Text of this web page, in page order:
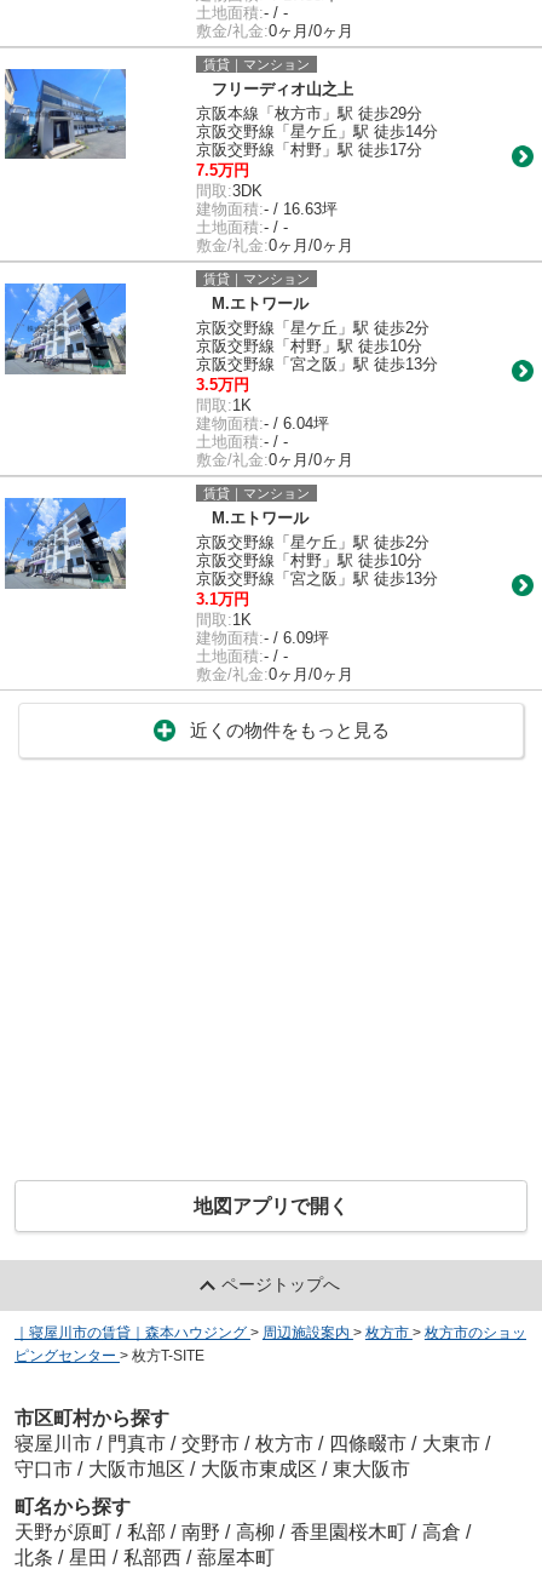
土地面積:- / -
敷金/礼金:0ヶ月/0ヶ月
賃貸｜マンション
フリーディオ山之上
京阪本線「枚方市」駅 徒歩29分
京阪交野線「星ケ丘」駅 徒歩14分
京阪交野線「村野」駅 徒歩17分
7.5万円
間取:3DK
建物面積:- / 16.63坪
土地面積:- / -
敷金/礼金:0ヶ月/0ヶ月
賃貸｜マンション
M.エトワール
京阪交野線「星ケ丘」駅 徒歩2分
京阪交野線「村野」駅 徒歩10分
京阪交野線「宮之阪」駅 徒歩13分
3.5万円
間取:1K
建物面積:- / 6.04坪
土地面積:- / -
敷金/礼金:0ヶ月/0ヶ月
賃貸｜マンション
M.エトワール
京阪交野線「星ケ丘」駅 徒歩2分
京阪交野線「村野」駅 徒歩10分
京阪交野線「宮之阪」駅 徒歩13分
3.1万円
間取:1K
建物面積:- / 6.09坪
土地面積:- / -
敷金/礼金:0ヶ月/0ヶ月
近くの物件をもっと見る
地図アプリで開く
ページトップへ
｜寝屋川市の賃貸｜森本ハウジング > 周辺施設案内 > 枚方市 > 枚方市のショッ
ピングセンター > 枚方T-SITE
市区町村から探す
寝屋川市 / 門真市 / 交野市 / 枚方市 / 四條畷市 / 大東市 /
守口市 / 大阪市旭区 / 大阪市東成区 / 東大阪市
町名から探す
天野が原町 / 私部 / 南野 / 高柳 / 香里園桜木町 / 高倉 /
北条 / 星田 / 私部西 / 蔀屋本町